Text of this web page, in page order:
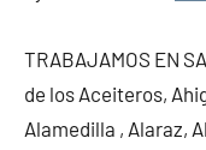
TRABAJAMOS EN
de los Aceiteros,
Alamedilla , Alaraz,